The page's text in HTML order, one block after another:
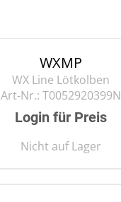
WXMP
WX Line Lötkolben
Art-Nr.: T0052920399N
Login für Preis
Nicht auf Lager